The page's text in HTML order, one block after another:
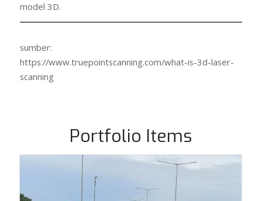
model 3D.
sumber:
https://www.truepointscanning.com/what-is-3d-laser-
scanning
Portfolio Items